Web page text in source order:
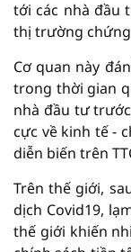
tới các nhà đầu
thị trường chứng
Cơ quan này
trong thời gian
nhà đầu tư
cực về kinh tế -
diễn biến trên
Trên thế giới,
dịch Covid19,
thế giới khiến